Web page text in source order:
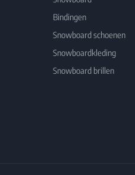
Bindingen
Snowboard schoenen
Snowboardkleding
Snowboard brillen